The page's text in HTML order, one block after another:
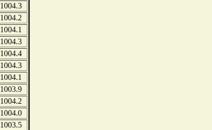
1004.3
1004.2
1004.1
1004.3
1004.4
1004.3
1004.1
1003.9
1004.2
1004.0
1003.5